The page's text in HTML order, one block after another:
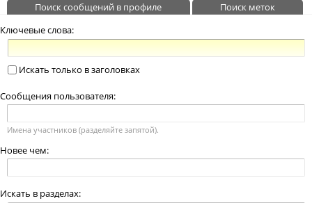
Поиск сообщений в профиле
Поиск меток
Ключевые слова:
Искать только в заголовках
Сообщения пользователя:
Имена участников (разделяйте запятой).
Новее чем:
Искать в разделах: